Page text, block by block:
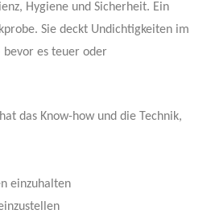
Hygiene und Sicherheit. Ein
Sie deckt Undichtigkeiten im
es teuer oder
das Know-how und die Technik,
einzuhalten